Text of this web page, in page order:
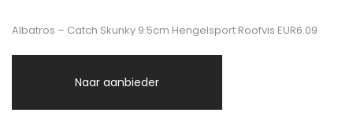
Albatros – Catch Skunky 9.5cm Hengelsport Roofvis EUR6.09
Naar aanbieder